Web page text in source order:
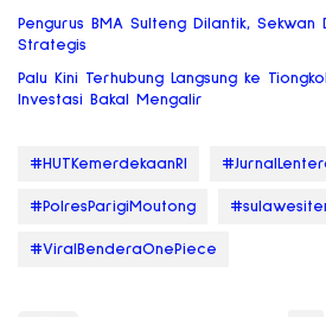
Pengurus BMA Sulteng Dilantik, Sekwan
Strategis
Palu Kini Terhubung Langsung ke
Investasi Bakal Mengalir
#HUTKemerdekaanRI
#PolresParigiMoutong
#ViralBenderaOnePiece